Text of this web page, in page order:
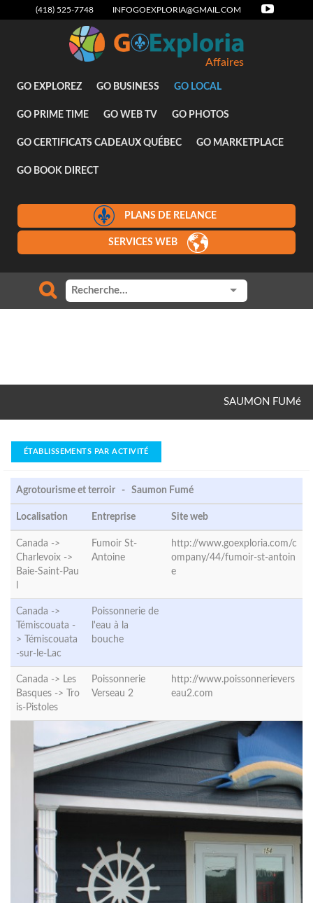
(418) 525-7748 INFOGOEXPLORIA@GMAIL.COM
Affaires
GO EXPLOREZ GO BUSINESS GO LOCAL
GO PRIME TIME GO WEB TV GO PHOTOS
GO CERTIFICATS CADEAUX QUÉBEC GO MARKETPLACE
GO BOOK DIRECT
PLANS DE RELANCE
SERVICES WEB
SAUMON FUMé
ÉTABLISSEMENTS PAR ACTIVITÉ
Agrotourisme et terroir - Saumon Fumé
Localisation Entreprise Site web
Canada ->
Charlevoix ->
Baie-Saint-Pau
Fumoir St-
Antoine
http://www.goexploria.com/c
ompany/44/fumoir-st-antoin
e
Canada ->
Témiscouata -
>
Témiscouata
-sur-le-Lac
Poissonnerie de
l'eau à la
bouche
Canada -> Les
Basques ->
Tro
is-Pistoles
Poissonnerie
Verseau 2
http://www.poissonnerievers
eau2.com